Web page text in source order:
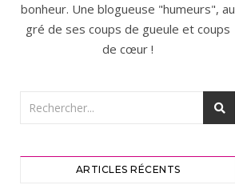
bonheur. Une blogueuse "humeurs", au
gré de ses coups de gueule et coups
de cœur !
ARTICLES RÉCENTS